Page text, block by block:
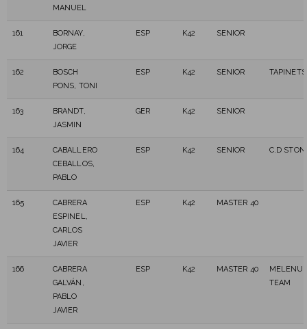
MANUEL
161
BORNAY,
JORGE
ESP K42 SENIOR
162
BOSCH
PONS, TONI
ESP K42 SENIOR TAPINETS
163
BRANDT,
JASMIN
GER K42 SENIOR
164
CABALLERO
CEBALLOS,
PABLO
ESP K42 SENIOR C.D
165
CABRERA
ESPINEL,
CARLOS
JAVIER
ESP K42 MASTER 40
166
CABRERA
GALVÁN,
PABLO
JAVIER
ESP K42 MASTER 40
TEAM